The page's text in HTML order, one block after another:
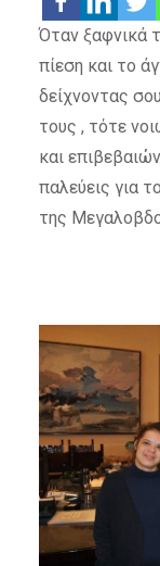
Όταν ξαφνικά
πίεση και το
δείχνοντας
τους , τότε
και
παλεύεις για
της